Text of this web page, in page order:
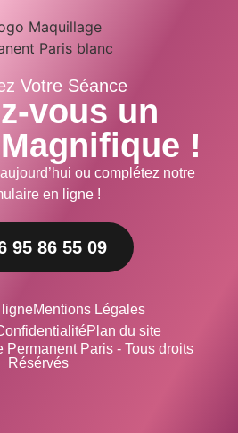
Votre Séance
vous un
!
ou complétez notre
en ligne !
95 86 55 09
Mentions Légales
Plan du site
Paris - Tous droits
Résérvés